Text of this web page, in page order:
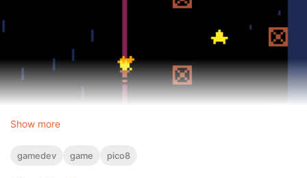
Show more
gamedev game pico8